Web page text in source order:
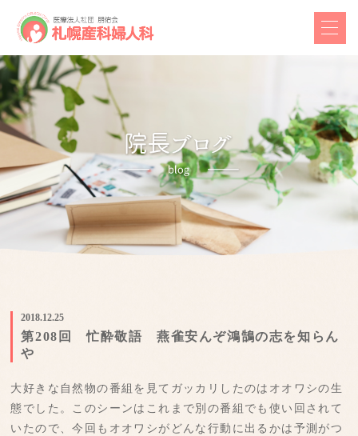
2018.12.25
第208回 忙酔敬語 燕雀安んぞ鴻鵠の志を知らん
や
大好きな自然物の番組を見てガッカリしたのはオオワシの生
態でした。このシーンはこれまで別の番組でも使い回されて
いたので、今回もオオワシがどんな行動に出るかは予測がつ